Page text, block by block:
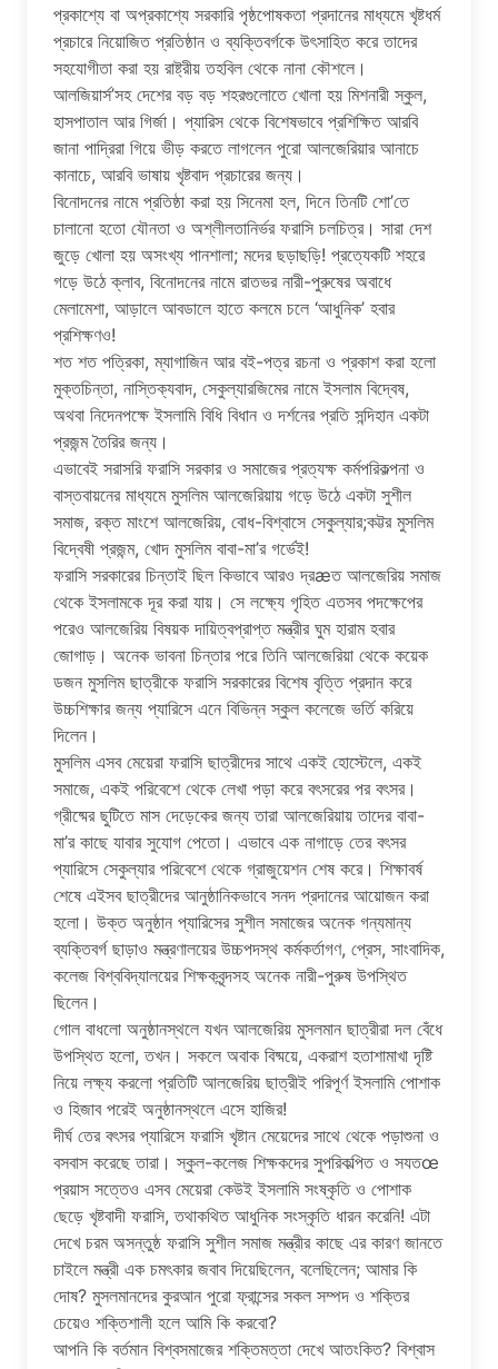
প্রকাশ্যে বা অপ্রকাশ্যে সরকারি পৃষ্ঠপোষকতা প্রদানের মাধ্যমে খৃষ্টধর্ম
প্রচারে নিয়োজিত প্রতিষ্ঠান ও ব্যক্তিবর্গকে উৎসাহিত করে তাদের
সহযোগীতা করা হয় রাষ্ট্রীয় তহবিল থেকে নানা কৌশলে।
আলজিয়ার্স’সহ দেশের বড় বড় শহরগুলোতে খোলা হয় মিশনারী স্কুল,
হাসপাতাল আর গির্জা। প্যারিস থেকে বিশেষভাবে প্রশিক্ষিত আরবি
জানা পাদ্রিরা গিয়ে ভীড় করতে লাগলেন পুরো আলজেরিয়ার আনাচে
কানাচে, আরবি ভাষায় খৃষ্টবাদ প্রচারের জন্য।
বিনোদনের নামে প্রতিষ্ঠা করা হয় সিনেমা হল, দিনে তিনটি শো’তে
চালানো হতো যৌনতা ও অশ্লীলতানির্ভর ফরাসি চলচিত্র। সারা দেশ
জুড়ে খোলা হয় অসংখ্য পানশালা; মদের ছড়াছড়ি! প্রত্যেকটি শহরে
গড়ে উঠে ক্লাব, বিনোদনের নামে রাতভর নারী-পুরুষের অবাধে
মেলামেশা, আড়ালে আবডালে হাতে কলমে চলে ‘আধুনিক’ হবার
প্রশিক্ষণও!
শত শত পত্রিকা, ম্যাগাজিন আর বই-পত্র রচনা ও প্রকাশ করা হলো
মুক্তচিন্তা, নাস্তিক্যবাদ, সেকুল্যারজিমের নামে ইসলাম বিদ্বেষ,
অথবা নিদেনপক্ষে ইসলামি বিধি বিধান ও দর্শনের প্রতি সন্দিহান একটা
প্রজন্ম তৈরির জন্য।
এভাবেই সরাসরি ফরাসি সরকার ও সমাজের প্রত্যক্ষ কর্মপরিকল্পনা ও
বাস্তবায়নের মাধ্যমে মুসলিম আলজেরিয়ায় গড়ে উঠে একটা সুশীল
সমাজ, রক্ত মাংশে আলজেরিয়, বোধ-বিশ্বাসে সেকুল্যার;কট্টর মুসলিম
বিদ্বেষী প্রজন্ম, খোদ মুসলিম বাবা-মা’র গর্ভেই!
ফরাসি সরকারের চিন্তাই ছিল কিভাবে আরও দ্রæত আলজেরিয় সমাজ
থেকে ইসলামকে দূর করা যায়। সে লক্ষ্যে গৃহিত এতসব পদক্ষেপের
পরেও আলজেরিয় বিষয়ক দায়িত্বপ্রাপ্ত মন্ত্রীর ঘুম হারাম হবার
জোগাড়। অনেক ভাবনা চিন্তার পরে তিনি আলজেরিয়া থেকে কয়েক
ডজন মুসলিম ছাত্রীকে ফরাসি সরকারের বিশেষ বৃত্তি প্রদান করে
উচ্চশিক্ষার জন্য প্যারিসে এনে বিভিন্ন স্কুল কলেজে ভর্তি করিয়ে
দিলেন।
মুসলিম এসব মেয়েরা ফরাসি ছাত্রীদের সাথে একই হোস্টেলে, একই
সমাজে, একই পরিবেশে থেকে লেখা পড়া করে বৎসরের পর বৎসর।
গ্রীষ্মের ছুটিতে মাস দেড়েকের জন্য তারা আলজেরিয়ায় তাদের বাবা-
মা’র কাছে যাবার সুযোগ পেতো। এভাবে এক নাগাড়ে তের বৎসর
প্যারিসে সেকুল্যার পরিবেশে থেকে গ্রাজুয়েশন শেষ করে। শিক্ষাবর্ষ
শেষে এইসব ছাত্রীদের আনুষ্ঠানিকভাবে সনদ প্রদানের আয়োজন করা
হলো। উক্ত অনুষ্ঠান প্যারিসের সুশীল সমাজের অনেক গন্যমান্য
ব্যক্তিবর্গ ছাড়াও মন্ত্রণালয়ের উচ্চপদস্থ কর্মকর্তাগণ, প্রেস, সাংবাদিক,
কলেজ বিশ্ববিদ্যালয়ের শিক্ষকবৃন্দসহ অনেক নারী-পুরুষ উপস্থিত
ছিলেন।
গোল বাধলো অনুষ্ঠানস্থলে যখন আলজেরিয় মুসলমান ছাত্রীরা দল বেঁধে
উপস্থিত হলো, তখন। সকলে অবাক বিষ্ময়ে, একরাশ হতাশামাখা দৃষ্টি
নিয়ে লক্ষ্য করলো প্রতিটি আলজেরিয় ছাত্রীই পরিপূর্ণ ইসলামি পোশাক
ও হিজাব পরেই অনুষ্ঠানস্থলে এসে হাজির!
দীর্ঘ তের বৎসর প্যারিসে ফরাসি খৃষ্টান মেয়েদের সাথে থেকে পড়াশুনা ও
বসবাস করেছে তারা। স্কুল-কলেজ শিক্ষকদের সুপরিকল্পিত ও সযতœ
প্রয়াস সত্তেও এসব মেয়েরা কেউই ইসলামি সংষ্কৃতি ও পোশাক
ছেড়ে খৃষ্টবাদী ফরাসি, তথাকথিত আধুনিক সংস্কৃতি ধারন করেনি! এটা
দেখে চরম অসন্তুষ্ঠ ফরাসি সুশীল সমাজ মন্ত্রীর কাছে এর কারণ জানতে
চাইলে মন্ত্রী এক চমৎকার জবাব দিয়েছিলেন, বলেছিলেন; আমার কি
দোষ? মুসলমানদের কুরআন পুরো ফ্রান্সের সকল সম্পদ ও শক্তির
চেয়েও শক্তিশালী হলে আমি কি করবো?
আপনি কি বর্তমান বিশ্বসমাজের শক্তিমত্তা দেখে আতংকিত? বিশ্বাস